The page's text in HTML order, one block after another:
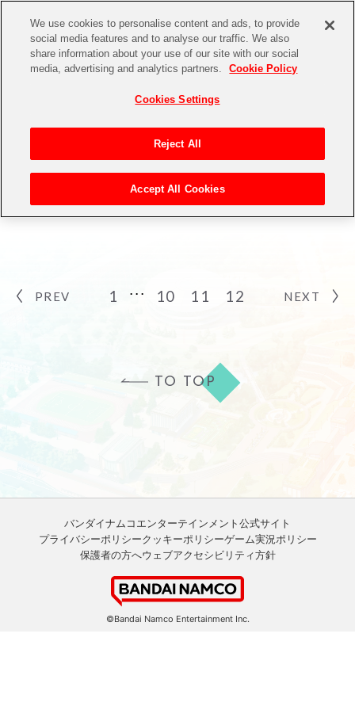
MOVIE
PREV 1 10 11 12 NEXT
TO TOP
バンダイナムコエンターテインメント公式サイト
プライバシーポリシークッキーポリシーゲーム実況ポリシー
保護者の方へウェブアクセシビリティ方針
©Bandai Namco Entertainment Inc.
We use cookies to personalise content and ads, to provide
social media features and to analyse our traffic. We also
share information about your use of our site with our social
media, advertising and analytics partners.
Cookie Policy
Cookies Settings
Reject All
Accept All Cookies